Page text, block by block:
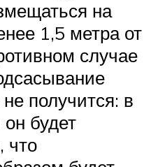
на
1,5 метра от
случае
получится: в
будет
что